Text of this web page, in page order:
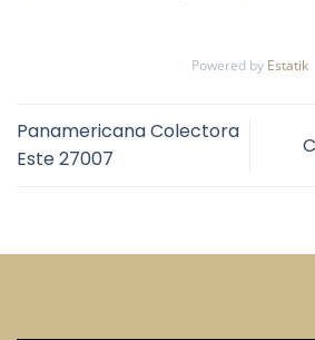
Powered by Estatik
Panamericana Colectora
Este 27007